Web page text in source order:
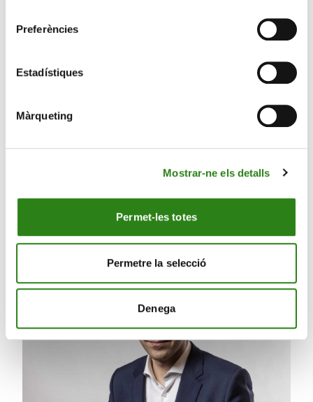
Preferències
Estadístiques
Màrqueting
Mostrar-ne els detalls
Permet-les totes
Permetre la selecció
Denega
Deu qualitats necessàries en un banquer privat